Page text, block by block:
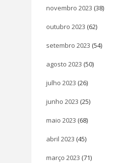
novembro 2023 (38)
outubro 2023 (62)
setembro 2023 (54)
agosto 2023 (50)
julho 2023 (26)
junho 2023 (25)
maio 2023 (68)
abril 2023 (45)
março 2023 (71)